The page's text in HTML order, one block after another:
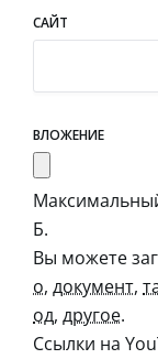
САЙТ
ВЛОЖЕНИЕ
Б.
Вы можете
о, документ,
од, другое.
Ссылки на